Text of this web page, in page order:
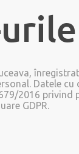
Datele
2016
GDPR.